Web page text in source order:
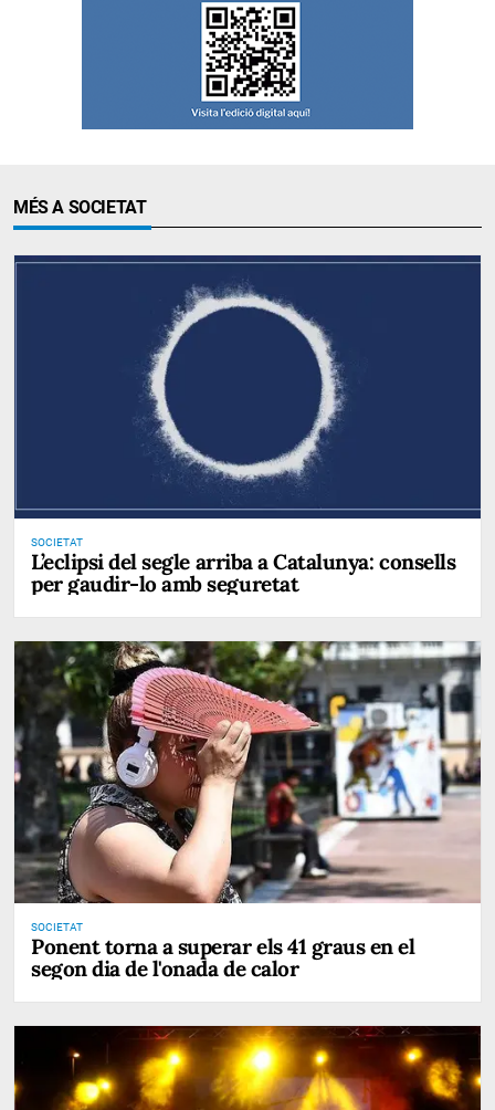
MÉS A SOCIETAT
SOCIETAT
L’eclipsi del segle arriba a Catalunya: consells
per gaudir-lo amb seguretat
SOCIETAT
Ponent torna a superar els 41 graus en el
segon dia de l'onada de calor